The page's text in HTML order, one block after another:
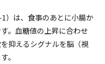
）は、食事のあとに小腸か
。血糖値の上昇に合わせ
抑えるシグナルを脳（視
。